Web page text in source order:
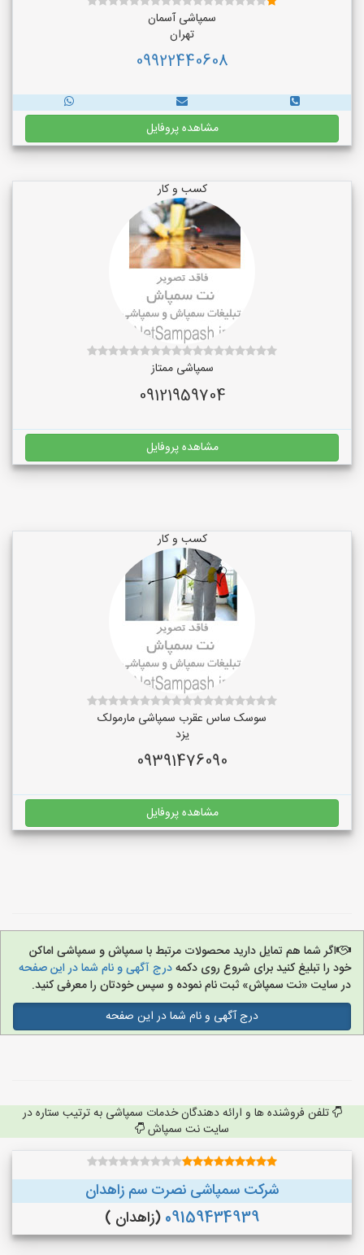
سمپاشی آسمان
تهران
09922440608
مشاهده پروفایل
کسب و کار
سمپاشی ممتاز
09121959704
مشاهده پروفایل
کسب و کار
سوسک ساس عقرب سمپاشی مارمولک
یزد
09391476090
مشاهده پروفایل
اگر شما هم تمایل دارید محصولات مرتبط با سمپاش و سمپاشی اماکن
خود را تبلیغ کنید برای شروع روی دکمهدرج آگهی و نام شما در این صفحه
در سایت «نت سمپاش» ثبت نام نموده و سپس خودتان را معرفی کنید.
درج آگهی و نام شما در این صفحه
تلفن فروشنده ها و ارائه دهندگان خدمات سمپاشی به ترتیب ستاره در
سایت نت سمپاش
شرکت سمپاشی نصرت سم زاهدان
09159434939 (زاهدان )